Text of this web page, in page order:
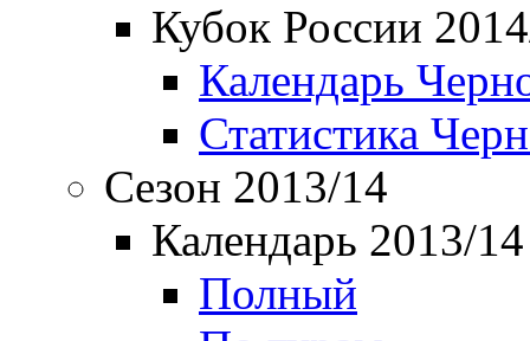
Кубок России
Календарь
Статистика
Сезон 2013/14
Календарь 2013/14
Полный